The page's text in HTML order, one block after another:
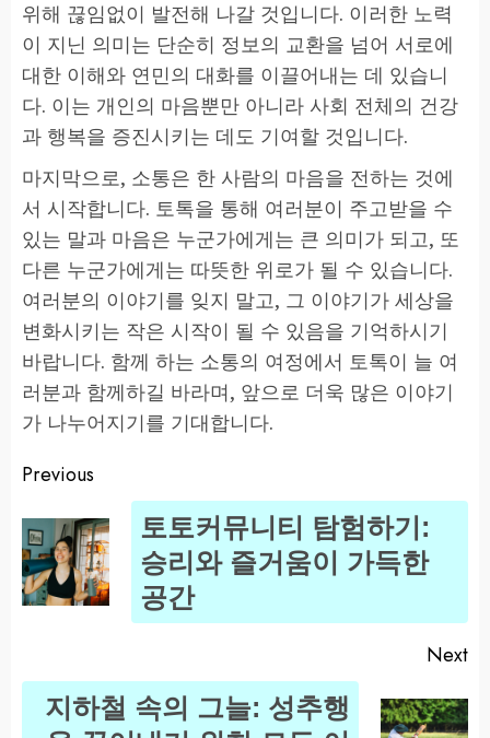
위해 끊임없이 발전해 나갈 것입니다. 이러한 노력
이 지닌 의미는 단순히 정보의 교환을 넘어 서로에
대한 이해와 연민의 대화를 이끌어내는 데 있습니
다. 이는 개인의 마음뿐만 아니라 사회 전체의 건강
과 행복을 증진시키는 데도 기여할 것입니다.
마지막으로, 소통은 한 사람의 마음을 전하는 것에
서 시작합니다. 토톡을 통해 여러분이 주고받을 수
있는 말과 마음은 누군가에게는 큰 의미가 되고, 또
다른 누군가에게는 따뜻한 위로가 될 수 있습니다.
여러분의 이야기를 잊지 말고, 그 이야기가 세상을
변화시키는 작은 시작이 될 수 있음을 기억하시기
바랍니다. 함께 하는 소통의 여정에서 토톡이 늘 여
러분과 함께하길 바라며, 앞으로 더욱 많은 이야기
가 나누어지기를 기대합니다.
Post
navigation
Previous
토토커뮤니티 탐험하기:
승리와 즐거움이 가득한
공간
Next
지하철 속의 그늘: 성추행